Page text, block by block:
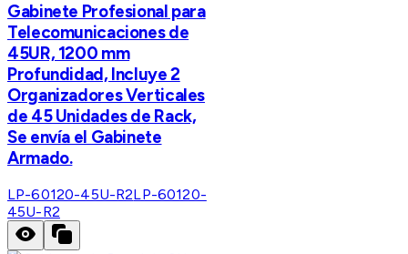
Gabinete Profesional para
Telecomunicaciones de
45UR, 1200 mm
Profundidad, Incluye 2
Organizadores Verticales
de 45 Unidades de Rack,
Se envía el Gabinete
Armado.
LP-60120-45U-R2LP-60120-
45U-R2